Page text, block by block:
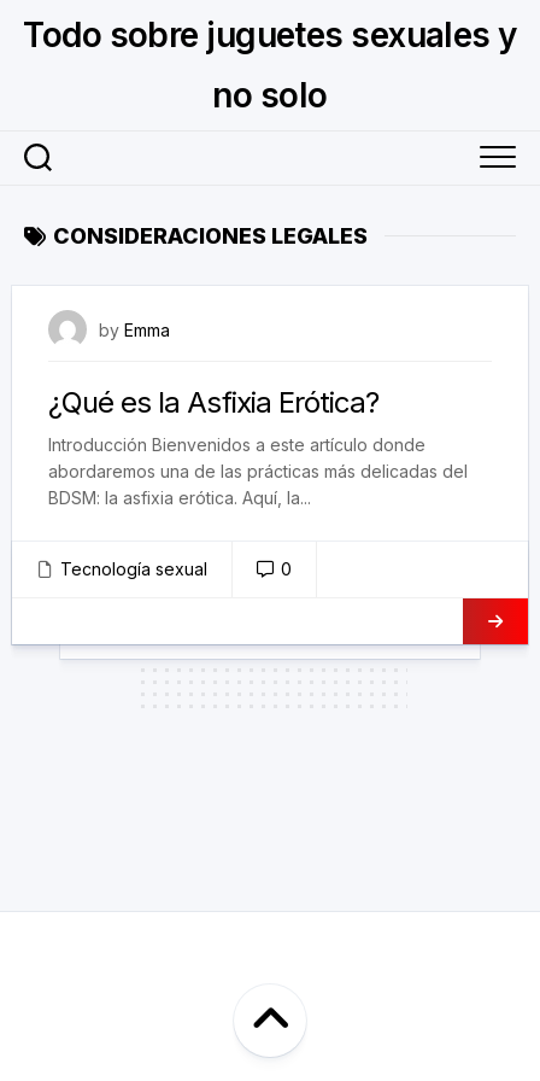
Todo sobre juguetes sexuales y
no solo
CONSIDERACIONES LEGALES
by Emma
¿Qué es la Asfixia Erótica?
Introducción Bienvenidos a este artículo donde
abordaremos una de las prácticas más delicadas del
BDSM: la asfixia erótica. Aquí, la...
Tecnología sexual 0